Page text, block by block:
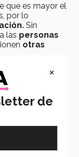
que es mayor el
por lo
Sin
las personas
otras
de la
casos de
continúen
el Dr. Sylvain
19 de
Salud,
×
de